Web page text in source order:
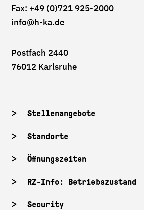
Fax: +49 (0)721 925-2000
info@h-ka.de
Postfach 2440
76012 Karlsruhe
Stellenangebote
Standorte
Öffnungszeiten
RZ-Info: Betriebszustand
Security